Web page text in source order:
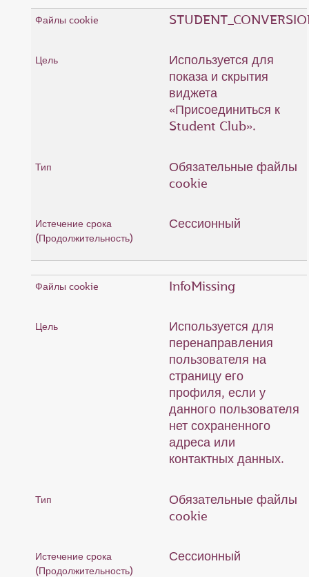
Используется для
показа и скрытия
виджета
«Присоединиться к
Student Club».
Обязательные файлы
cookie
Сессионный
InfoMissing
Используется для
перенаправления
пользователя на
страницу его
профиля, если у
данного пользователя
нет сохраненного
адреса или
контактных данных.
Обязательные файлы
cookie
Сессионный